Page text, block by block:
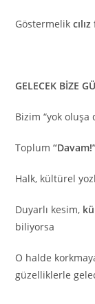
Göstermelik
GELECEK BİZE
Bizim “yok oluşa
Toplum
Halk, kültürel
Duyarlı kesim,
biliyorsa
O halde
güzelliklerle